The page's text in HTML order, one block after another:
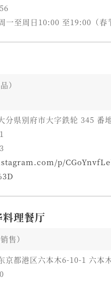
一至周日10:00 至19:00（春
）
分県别府市大字鉄轮 345 番
p/
理餐厅
售）
京都港区六本木6-10-1 六本